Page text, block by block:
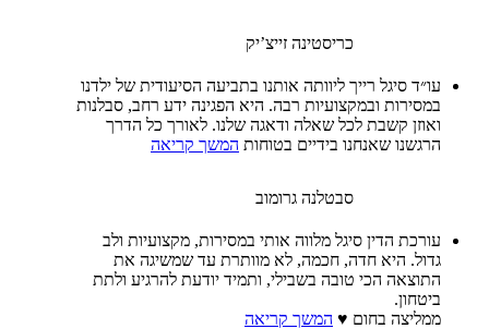
כריסטינה זייצ’יק
עו״ד סיגל רייך ליוותה אותנו בתביעה הסיעודית של ילדנו
במסירות ובמקצועיות רבה. היא הפגינה ידע רחב, סבלנות
ואוזן קשבת לכל שאלה ודאגה שלנו. לאורך כל הדרך
הרגשנו שאנחנו בידיים בטוחות המשך קריאה
סבטלנה גרומוב
עורכת הדין סיגל מלווה אותי במסירות, מקצועיות ולב
גדול. היא חדה, חכמה, לא מוותרת עד שמשיגה את
התוצאה הכי טובה בשבילי, ותמיד יודעת להרגיע ולתת
ביטחון.
ממליצה בחום ♥️ המשך קריאה